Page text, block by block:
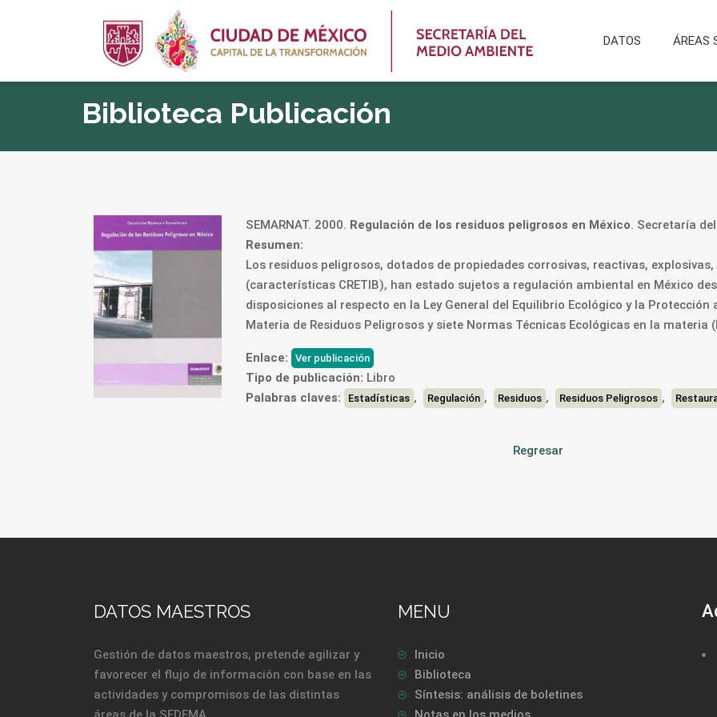
DATOS ÁREAS
Biblioteca Publicación
SEMARNAT. 2000. Regulación de los residuos peligrosos en México. Secretaría
Resumen:
Los residuos peligrosos, dotados de propiedades corrosivas, reactivas,
(características CRETIB), han estado sujetos a regulación ambiental en México
disposiciones al respecto en la Ley General del Equilibrio Ecológico y la Protección
Materia de Residuos Peligrosos y siete Normas Técnicas Ecológicas en la materia
Enlace: Ver publicación
Tipo de publicación: Libro
Palabras claves:
Estadísticas , Regulación , Residuos , Residuos Peligrosos ,
Regresar
DATOS MAESTROS
Gestión de datos maestros, pretende agilizar y
favorecer el flujo de información con base en las
actividades y compromisos de las distintas
MENU
Inicio
Biblioteca
Síntesis: análisis de boletines